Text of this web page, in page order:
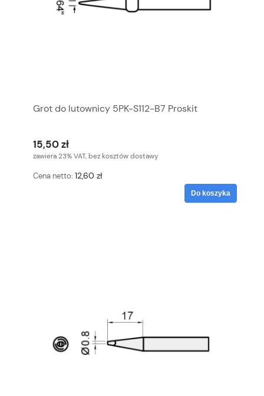
Grot do lutownicy 5PK-S112-B7 Proskit
15,50 zł
zawiera 23% VAT, bez kosztów dostawy
Cena netto: 12,60 zł
Do koszyka